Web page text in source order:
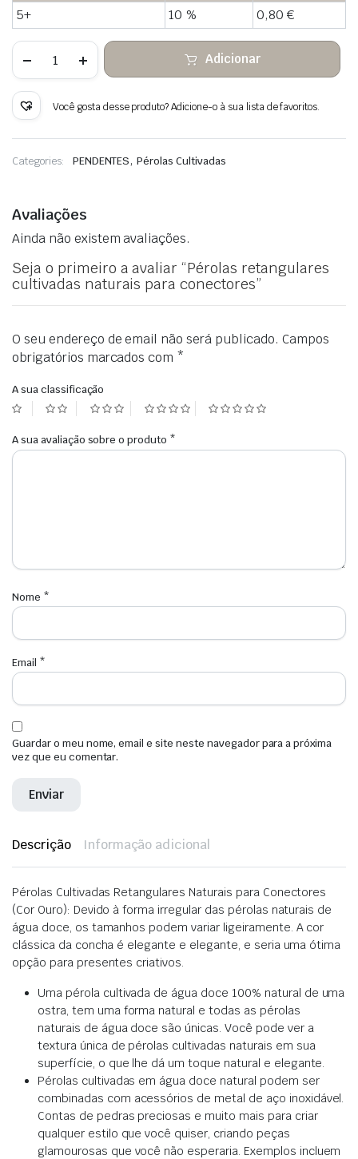
5+
10 % 0,80 €
Quantidade
Pérolas
cultivadas
naturais
conectores
Adicionar
Você gosta desse produto? Adicione-o à sua lista de favoritos.
Categories: PENDENTES,Pérolas Cultivadas
Avaliações
Ainda não existem avaliações.
Seja o primeiro a avaliar “Pérolas retangulares
cultivadas naturais para conectores”
O seu endereço de email não será publicado. Campos
obrigatórios marcados com *
A sua classificação
A sua avaliação sobre o produto *
Nome *
Email *
Guardar o meu nome, email e site neste navegador para a próxima
vez que eu comentar.
Descrição Informação adicional
Pérolas Cultivadas Retangulares Naturais para Conectores
(Cor Ouro): Devido à forma irregular das pérolas naturais de
água doce, os tamanhos podem variar ligeiramente. A cor
clássica da concha é elegante e elegante, e seria uma ótima
opção para presentes criativos.
Uma pérola cultivada de água doce 100% natural de uma
ostra, tem uma forma natural e todas as pérolas
naturais de água doce são únicas. Você pode ver a
textura única de pérolas cultivadas naturais em sua
superfície, o que lhe dá um toque natural e elegante.
Pérolas cultivadas em água doce natural podem ser
combinadas com acessórios de metal de aço inoxidável.
Contas de pedras preciosas e muito mais para criar
qualquer estilo que você quiser, criando peças
glamourosas que você não esperaria. Exemplos incluem